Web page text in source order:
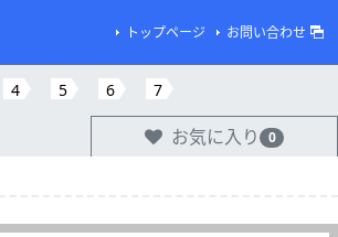
トップページ お問い合わせ
4 5 6 7
お気に入り 0